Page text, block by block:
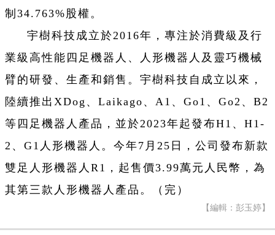
制34.763%股權。
宇樹科技成立於2016年，專注於消費級及行
業級高性能四足機器人、人形機器人及靈巧機械
臂的研發、生產和銷售。宇樹科技自成立以來，
陸續推出XDog、Laikago、A1、Go1、Go2、B2
等四足機器人產品，並於2023年起發布H1、H1-
2、G1人形機器人。今年7月25日，公司發布新款
雙足人形機器人R1，起售價3.99萬元人民幣，為
其第三款人形機器人產品。（完）
【編輯：彭玉婷】